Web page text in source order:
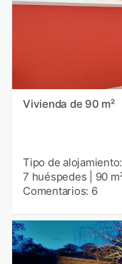
Vivienda de 90 m²
Tipo de
7 huéspedes
90
Comentarios: 6